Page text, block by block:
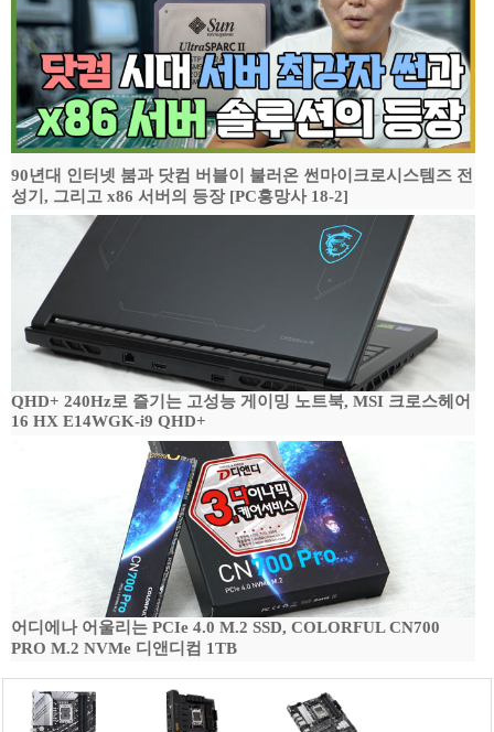
90년대 인터넷 붐과 닷컴 버블이 불러온 썬마이크로시스템즈 전
성기, 그리고 x86 서버의 등장 [PC흥망사 18-2]
QHD+ 240Hz로 즐기는 고성능 게이밍 노트북, MSI 크로스헤어
16 HX E14WGK-i9 QHD+
어디에나 어울리는 PCIe 4.0 M.2 SSD, COLORFUL CN700
PRO M.2 NVMe 디앤디컴 1TB